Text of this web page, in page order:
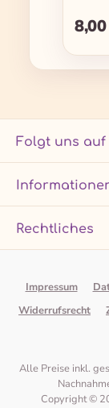
Folgt uns auf
Rechtliches
Impressum
Widerrufsrecht
Alle Preise inkl.
Copyright ©